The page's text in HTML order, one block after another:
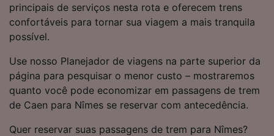
principais de serviços nesta rota e oferecem trens
confortáveis para tornar sua viagem a mais tranquila
possível.
Use nosso Planejador de viagens na parte superior da
página para pesquisar o menor custo – mostraremos
quanto você pode economizar em passagens de trem
de Caen para Nîmes se reservar com antecedência.
Quer reservar suas passagens de trem para Nîmes?